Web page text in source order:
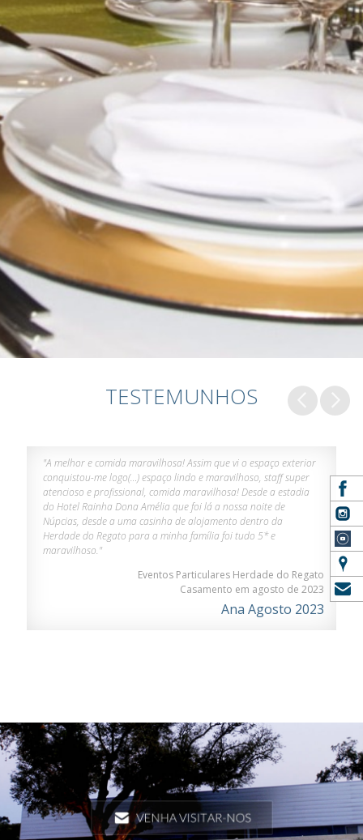
TESTEMUNHOS
"A melhor e comida maravilhosa! Assim que vi o espaço exterior
conquistou-me logo(…) espaço lindo e maravilhoso, staff super
atencioso e profissional, comida maravilhosa! Desde a estadia
do Hotel Rainha Dona Amélia que foi lá a nossa noite de
Núpcias, desde a uma casinha de alojamento dentro da
Herdade do Regato para a minha família foi tudo 5* e
maravilhoso."
Eventos Particulares Herdade do Regato
Casamento em agosto de 2023
Ana Agosto 2023